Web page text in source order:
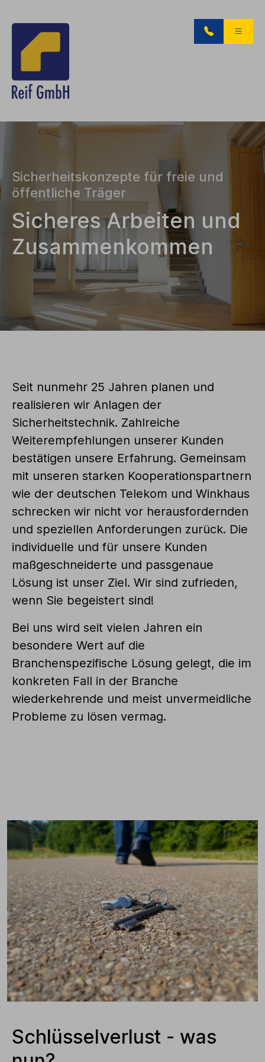
Sicherheitskonzepte für freie und
öffentliche Träger
Sicheres Arbeiten und
Zusammenkommen
Seit nunmehr 25 Jahren planen und
realisieren wir Anlagen der
Sicherheitstechnik. Zahlreiche
Weiterempfehlungen unserer Kunden
bestätigen unsere Erfahrung. Gemeinsam
mit unseren starken Kooperationspartnern
wie der deutschen Telekom und Winkhaus
schrecken wir nicht vor herausfordernden
und speziellen Anforderungen zurück. Die
individuelle und für unsere Kunden
maßgeschneiderte und passgenaue
Lösung ist unser Ziel. Wir sind zufrieden,
wenn Sie begeistert sind!
Bei uns wird seit vielen Jahren ein
besondere Wert auf die
Branchenspezifische Lösung gelegt, die im
konkreten Fall in der Branche
wiederkehrende und meist unvermeidliche
Probleme zu lösen vermag.
Schlüsselverlust - was